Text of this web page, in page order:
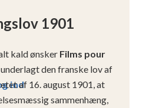
ind
1901
kald ønsker Films pour
den franske lov af
af 16. august 1901, at
sammenhæng,